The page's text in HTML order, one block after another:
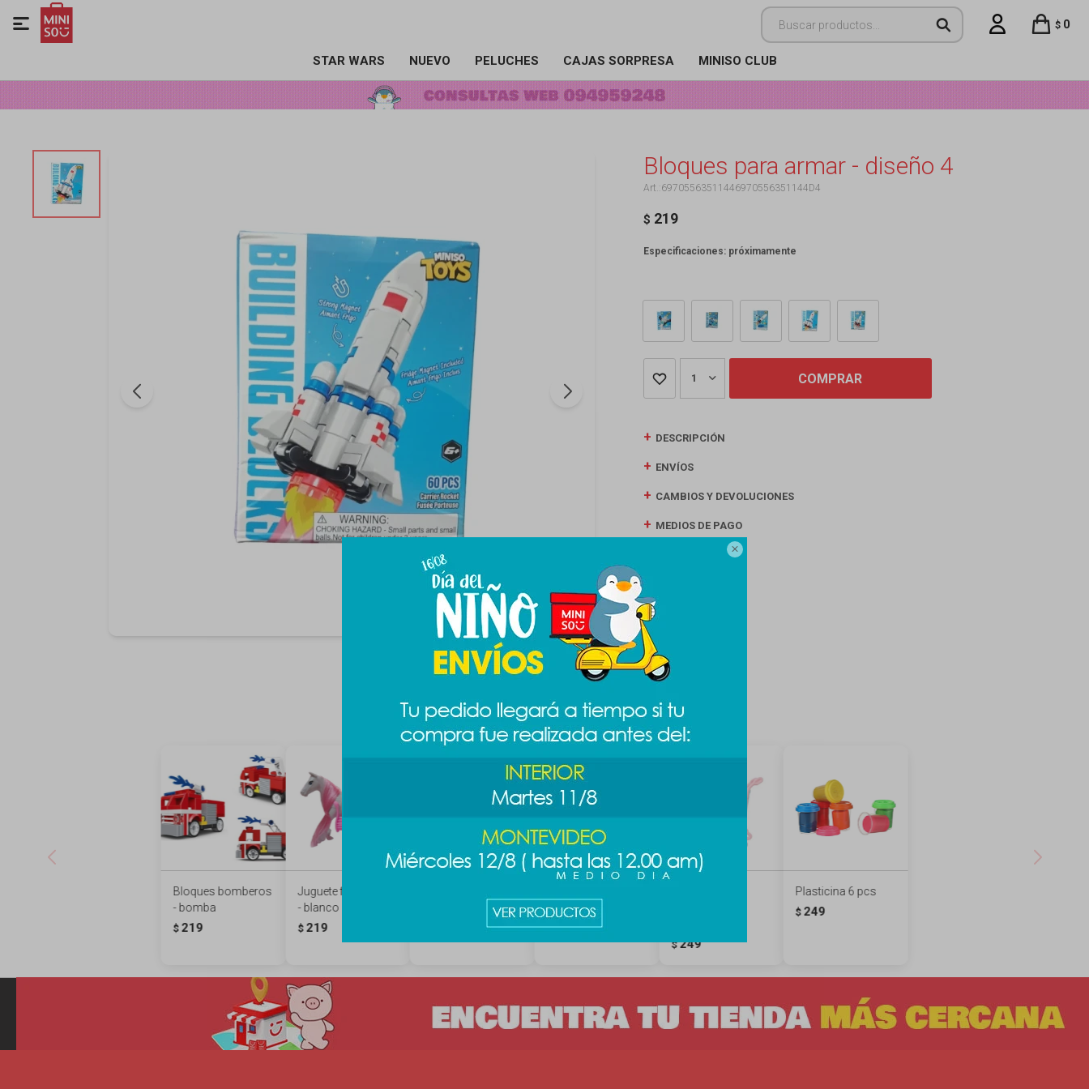

STAR WARS NUEVO PELUCHES CAJAS SORPRESA MINISO CLUB
$ 0

Bloques para armar - diseño 4
69705563511446970556351144D4
$ 219
Especificaciones: próximamente
1 COMPRAR
DESCRIPCIÓN
ENVÍOS
CAMBIOS Y DEVOLUCIONES
MEDIOS DE PAGO
Productos que te pueden interesar
Bloques bomberos
- bomba
$ 219
Juguete figura pony
- blanco
$ 219
flores - Senecio
$ 249
$ 249
Plasticina 6 pcs
$ 249